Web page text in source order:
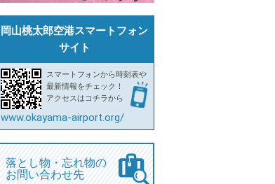
岡山桃太郎空港スマートフォン
サイト
スマートフォンから時刻表や
最新情報をチェック！
アクセスはコチラから
www.okayama-airport.org/
落とし物・忘れ物の
お問い合わせ先